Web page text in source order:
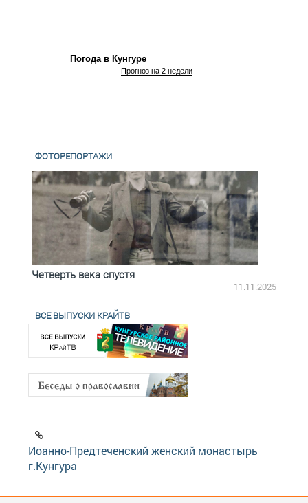
Погода в Кунгуре
Прогноз на 2 недели
ФОТОРЕПОРТАЖИ
Четверть века спустя
11.11.2025
ВСЕ ВЫПУСКИ КРАЙТВ
Иоанно-Предтеченский женский монастырь
г.Кунгура